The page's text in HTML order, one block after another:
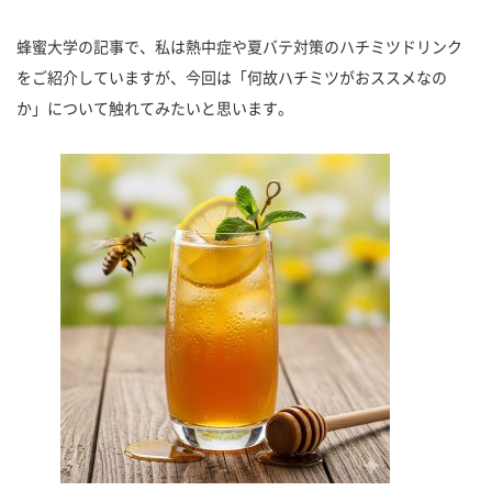
蜂蜜大学の記事で、私は熱中症や夏バテ対策のハチミツドリンク
をご紹介していますが、今回は「何故ハチミツがおススメなの
か」について触れてみたいと思います。